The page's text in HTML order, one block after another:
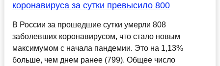
коронавируса за сутки превысило 800
В России за прошедшие сутки умерли 808
заболевших коронавирусом, что стало новым
максимумом с начала пандемии. Это на 1,13%
больше, чем днем ранее (799). Общее число